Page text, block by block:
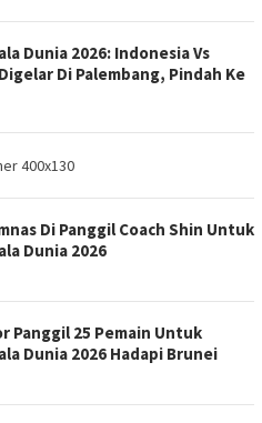
Dunia 2026: Indonesia Vs
Di Palembang, Pindah Ke
Di Panggil Coach Shin Untuk
Dunia 2026
Panggil 25 Pemain Untuk
Dunia 2026 Hadapi Brunei